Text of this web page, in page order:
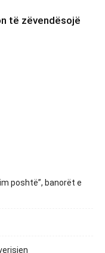
të zëvendësojë
poshtë”, banorët e